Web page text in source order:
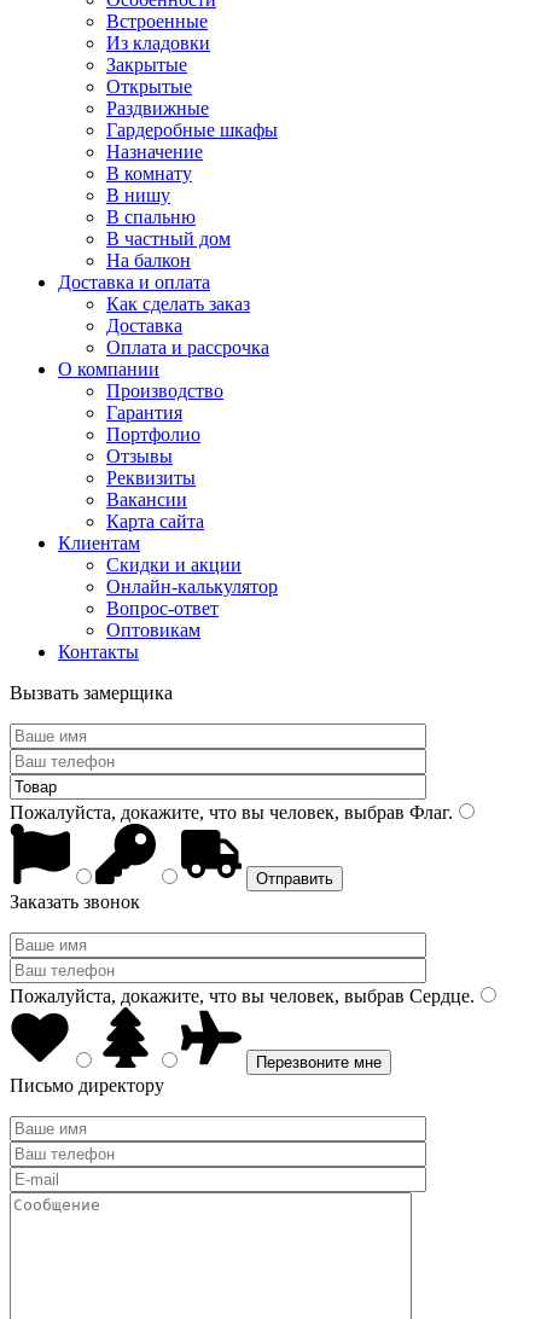
Встроенные
Из кладовки
Закрытые
Открытые
Раздвижные
Гардеробные шкафы
Назначение
В комнату
В нишу
В спальню
В частный дом
На балкон
Доставка и оплата
Как сделать заказ
Доставка
Оплата и рассрочка
О компании
Производство
Гарантия
Портфолио
Отзывы
Реквизиты
Вакансии
Карта сайта
Клиентам
Скидки и акции
Онлайн-калькулятор
Вопрос-ответ
Оптовикам
Контакты
Вызвать замерщика
Пожалуйста, докажите, что вы человек, выбрав Флаг.
Заказать звонок
Пожалуйста, докажите, что вы человек, выбрав Сердце.
Письмо директору